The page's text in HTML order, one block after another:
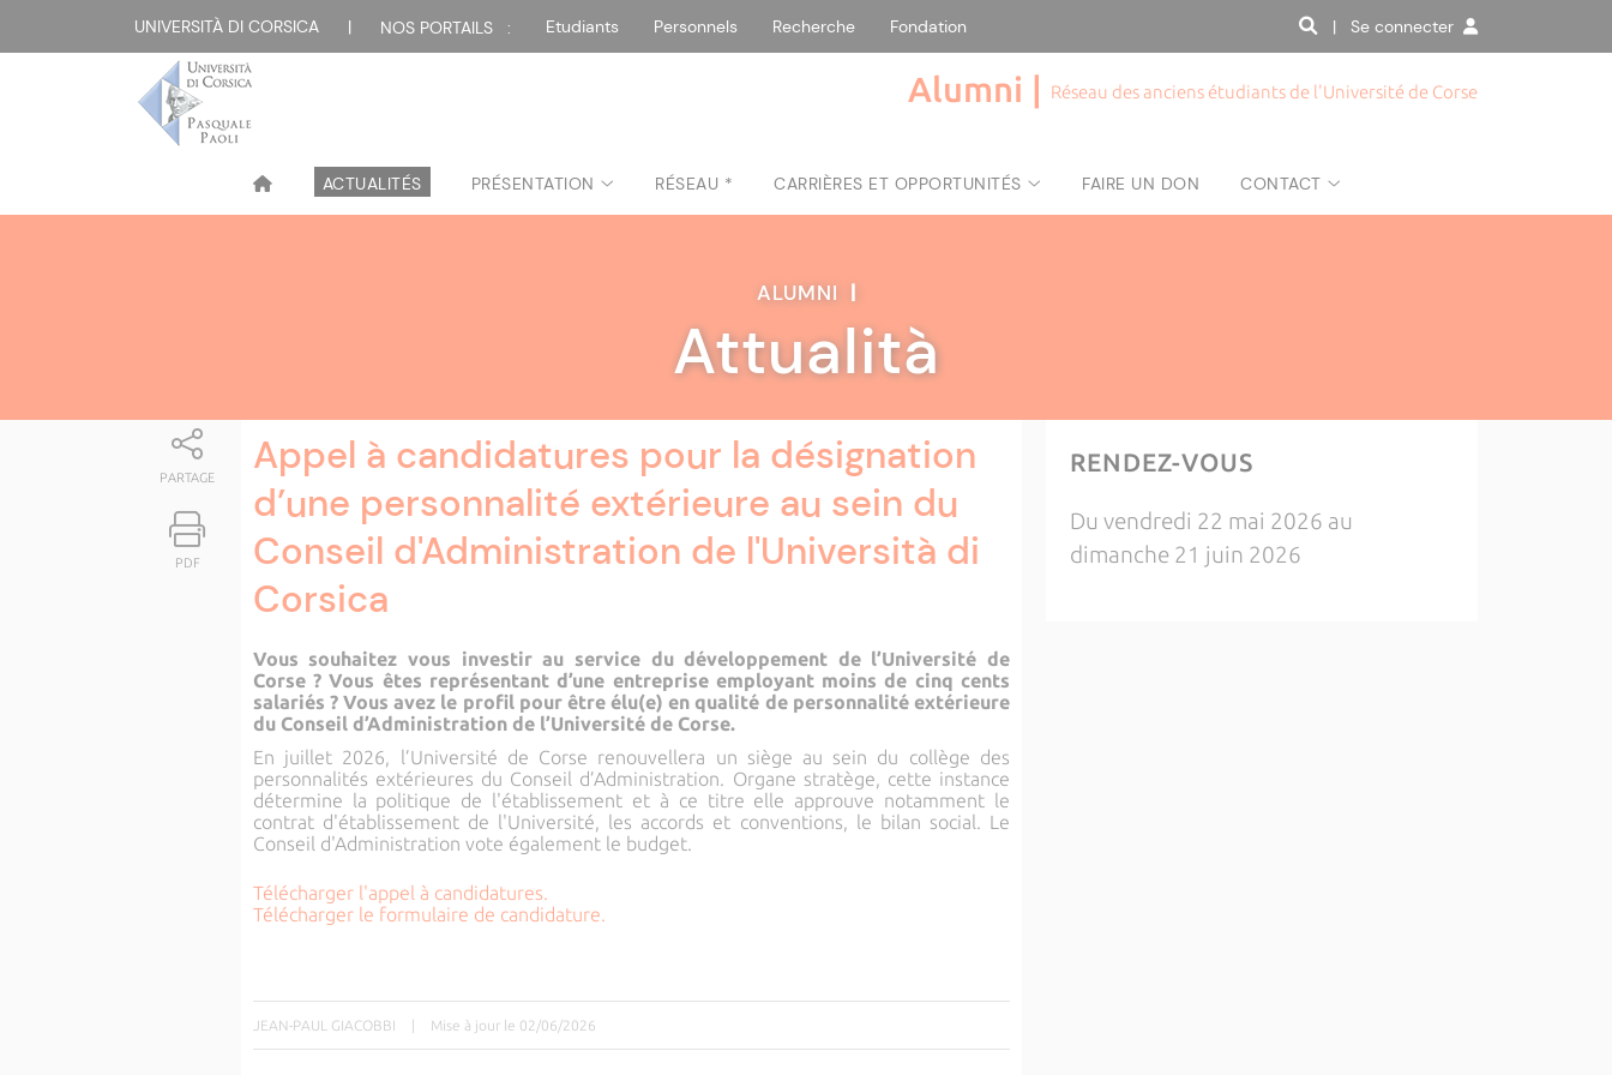
UNIVERSITÀ DI CORSICA | NOS PORTAILS : Etudiants Personnels Recherche Fondation | Se connecter
Alumni | Réseau des anciens étudiants de l'Université de Corse
ACTUALITÉS PRÉSENTATION RÉSEAU * CARRIÈRES ET OPPORTUNITÉS FAIRE UN DON CONTACT
ALUMNI |
Attualità
PARTAGE
PDF
Appel à candidatures pour la désignation
d’une personnalité extérieure au sein du
Conseil d'Administration de l'Università di
Corsica
Vous souhaitez vous investir au service du développement de l’Université de
Corse ? Vous êtes représentant d’une entreprise employant moins de cinq cents
salariés ? Vous avez le profil pour être élu(e) en qualité de personnalité extérieure
du Conseil d’Administration de l’Université de Corse.
En juillet 2026, l’Université de Corse renouvellera un siège au sein du collège des
personnalités extérieures du Conseil d’Administration. Organe stratège, cette instance
détermine la politique de l'établissement et à ce titre elle approuve notamment le
contrat d'établissement de l'Université, les accords et conventions, le bilan social. Le
Conseil d'Administration vote également le budget.
Télécharger l'appel à candidatures.
Télécharger le formulaire de candidature.
JEAN-PAUL GIACOBBI | Mise à jour le 02/06/2026
RENDEZ-VOUS
Du vendredi 22 mai 2026 au
dimanche 21 juin 2026